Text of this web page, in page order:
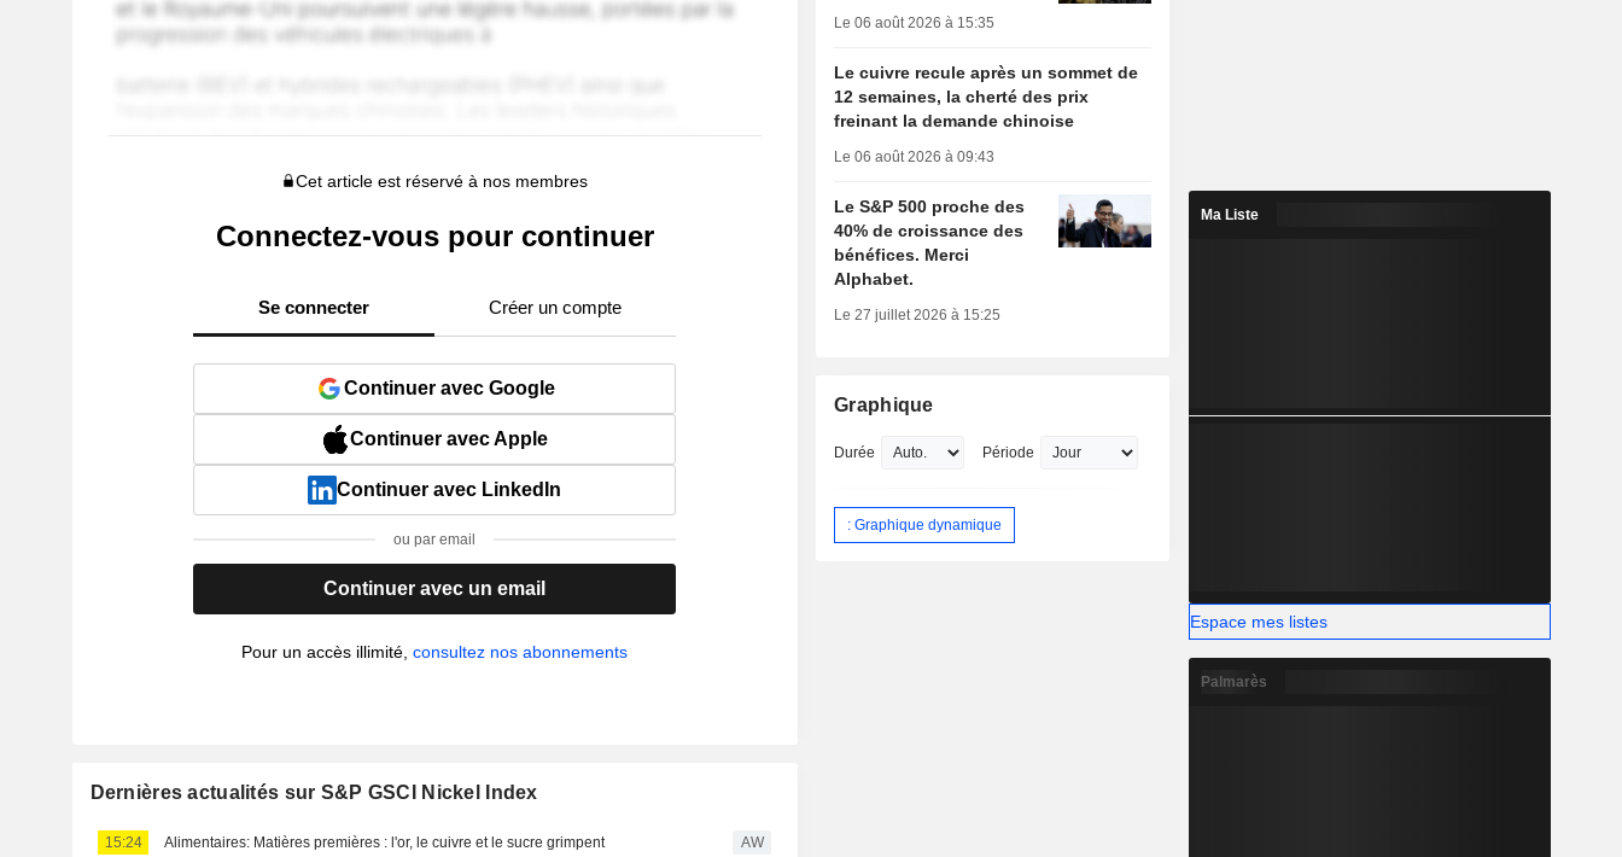
Cet article est réservé à nos membres
Connectez-vous pour continuer
Se connecter Créer un compte
Continuer avec Google
Continuer avec Apple
Continuer avec LinkedIn
ou par email
Continuer avec un email
Pour un accès illimité,consultez nos abonnements
Dernières actualités sur S&P GSCI Nickel Index
15:24 Alimentaires: Matières premières : l'or, le cuivre et le sucre grimpent AW
Le 06 août 2026 à 15:35
Le cuivre recule après un sommet de
12 semaines, la cherté des prix
freinant la demande chinoise
Le 06 août 2026 à 09:43
Le S&P 500 proche des
40% de croissance des
bénéfices. Merci
Alphabet.
Le 27 juillet 2026 à 15:25
Graphique
Durée Période
: Graphique dynamique
Ma Liste
Espace mes listes
Palmarès